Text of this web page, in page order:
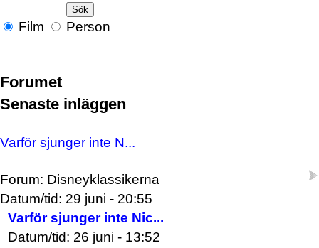
Film Person
Forumet
Senaste inläggen
Varför sjunger inte N...
Forum: Disneyklassikerna
Datum/tid: 29 juni - 20:55
Varför sjunger inte Nic...
Datum/tid: 26 juni - 13:52